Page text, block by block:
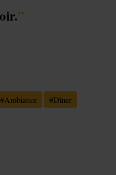
”
#Ambiance #Dîner